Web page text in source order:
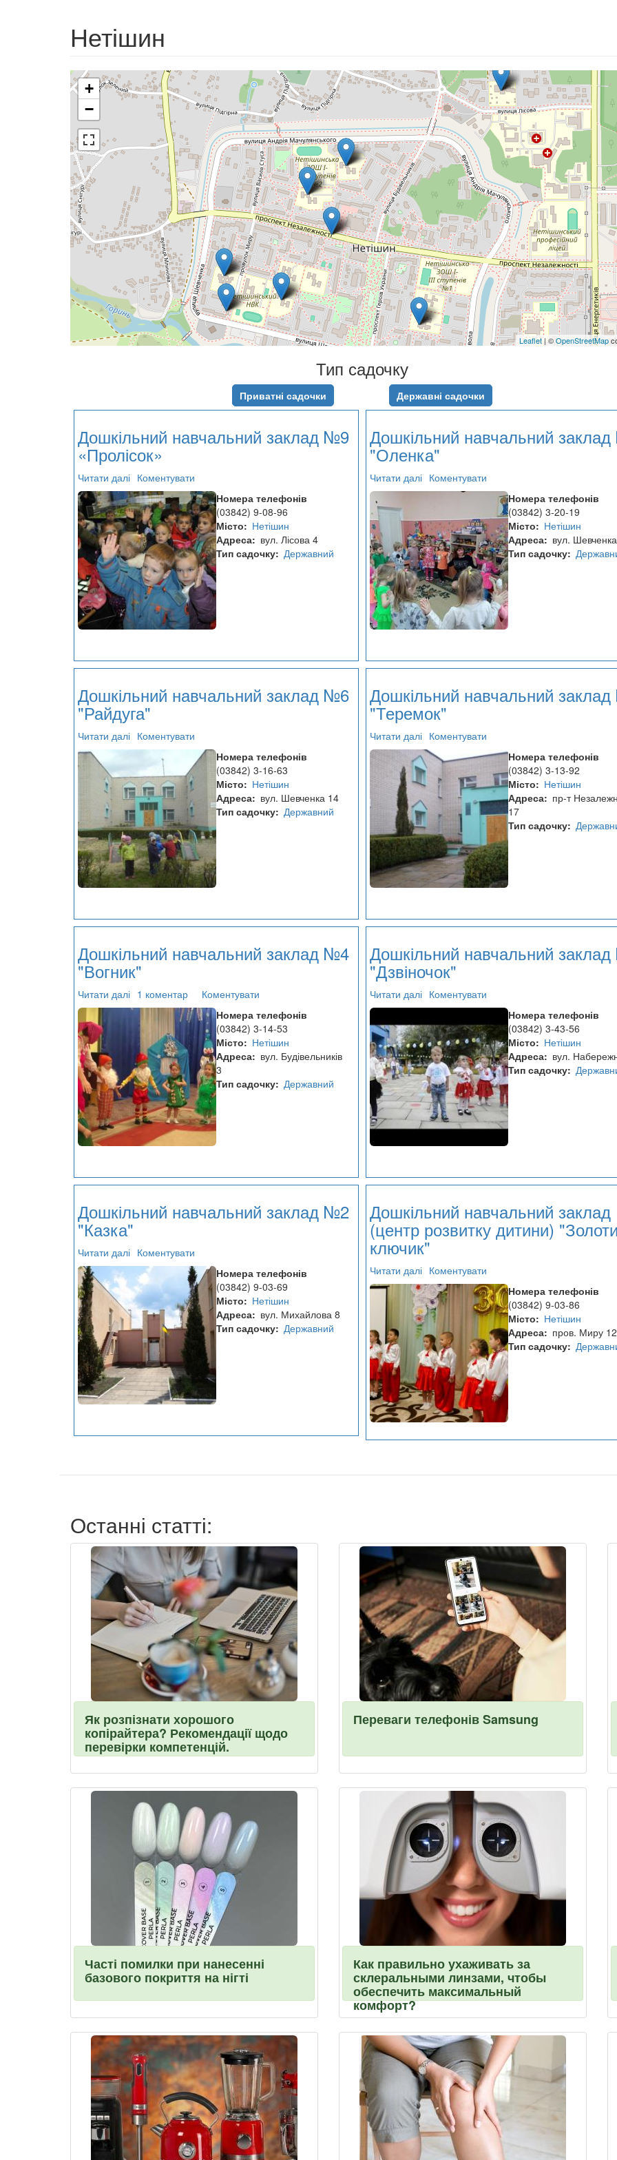
Нетішин
+
−
Leaflet| ©OpenStreetMap
Тип садочку
Приватні садочки Державні садочки
Дошкільний навчальний заклад №9
«Пролісок»
Читати далі про
Дошкільний
навчальний
заклад
№9
«Пролісок»
Коментувати
Номера телефонів
(03842) 9-08-96
Місто
Нетішин
Адреса
вул. Лісова 4
Тип садочку
Державний
Дошкільний навчальний
"Оленка"
Читати даліпро
Дошкільний
заклад
№7
"Оленка"
Коментувати
Номера телефонів
(03842) 3-20-19
Місто
Нетішин
Адреса
вул.
Тип садочку
Дошкільний навчальний заклад №6
"Райдуга"
Читати далі про
Дошкільний
навчальний
заклад
№6
"Райдуга"
Коментувати
Номера телефонів
(03842) 3-16-63
Місто
Нетішин
Адреса
вул. Шевченка 14
Тип садочку
Державний
Дошкільний навчальний
"Теремок"
Читати даліпро
Дошкільний
навчальний
заклад
№5
"Теремок"
Коментувати
Номера телефонів
(03842) 3-13-92
Місто
Нетішин
Адреса
пр-т
17
Тип садочку
Дошкільний навчальний заклад №4
"Вогник"
Читати далі про
Дошкільний
навчальний
заклад
№4
"Вогник"
1 коментар
Коментувати
Номера телефонів
(03842) 3-14-53
Місто
Нетішин
Адреса
вул. Будівельників
3
Тип садочку
Державний
Дошкільний навчальний
"Дзвіночок"
Читати даліпро
Дошкільний
навчальний
заклад
№3
"Дзвіночок"
Коментувати
Номера телефонів
(03842) 3-43-56
Місто
Нетішин
Адреса
вул.
Тип садочку
Дошкільний навчальний заклад №2
"Казка"
Читати далі про
Дошкільний
навчальний
заклад
№2
"Казка"
Коментувати
Номера телефонів
(03842) 9-03-69
Місто
Нетішин
Адреса
вул. Михайлова 8
Тип садочку
Державний
Дошкільний навчальний заклад
(центр розвитку дитини)
ключик"
Читати даліпро
Дошкільний
навчальний
заклад
(центр
розвитку
дитини)
"Золотий
ключик"
Коментувати
Номера телефонів
(03842) 9-03-86
Місто
Нетішин
Адреса
пров. Миру 12
Тип садочку
Останні статті:
Як розпізнати хорошого
копірайтера? Рекомендації щодо
перевірки компетенцій.
Переваги телефонів Samsung
Часті помилки при нанесенні
базового покриття на нігті
Как правильно ухаживать за
склеральными линзами, чтобы
обеспечить максимальный
комфорт?